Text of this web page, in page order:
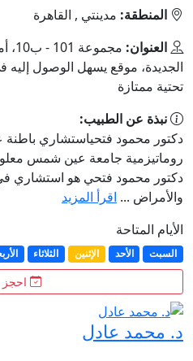
المنطقة: مدينتي , القاهرة
العنوان:
الجديدة، موقع يسهل الوصول إليه
تحتية ممتازة
نبذة عن الطبيب:
دكتور محمود فتحياستشاري
روماتيزمية جامعة عين شمس
دكتور محمود فتحي هو استشاري في
والأمراض ... اقرأ المزيد
الأيام المتاحة
السبت الأحد الإثنين الثلاثاء
احجز
د. محمد عادل